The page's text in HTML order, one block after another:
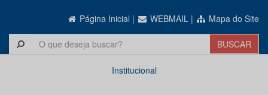
Página Inicial | WEBMAIL | Mapa do Site
Institucional